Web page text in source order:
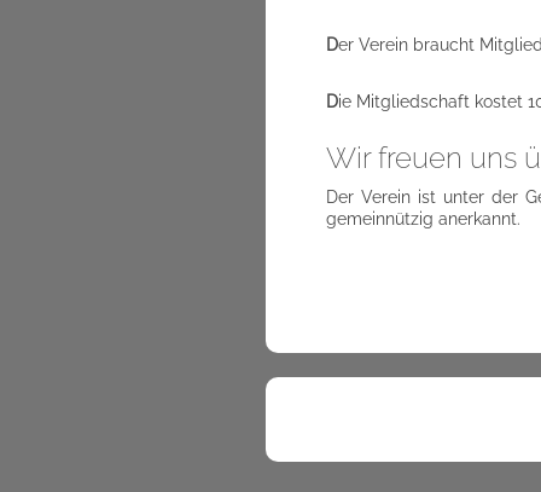
Der Verein braucht
Die Mitgliedschaft kostet
Wir freuen uns
Der Verein ist unter der
gemeinnützig anerkannt.